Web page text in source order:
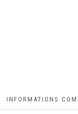
INFORMATIONS